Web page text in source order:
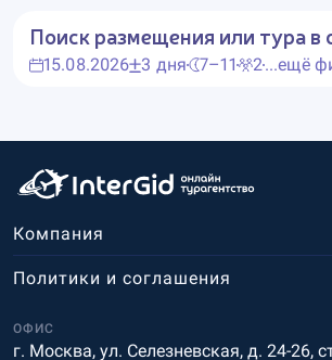
Поиск размещения или тура в
15.08.2026 3 дня 7–11 2...ещё
Компания
ОФИС
г. Москва, ул. Селезневская, д. 24-26,
Политики и соглашения